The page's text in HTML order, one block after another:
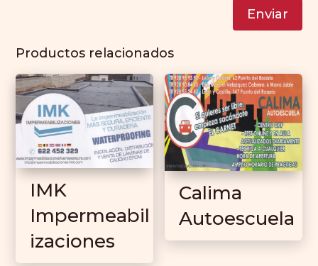
Enviar
Productos relacionados
IMK
Impermeabil
izaciones
Calima
Autoescuela